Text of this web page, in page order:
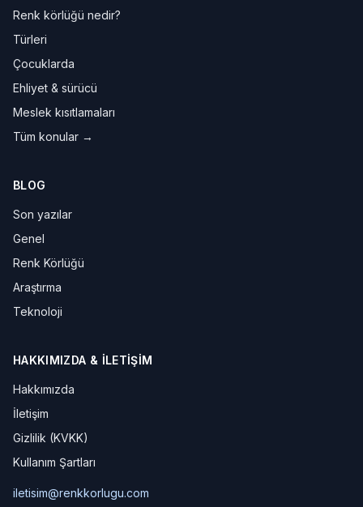
Renk körlüğü nedir?
Türleri
Çocuklarda
Ehliyet & sürücü
Meslek kısıtlamaları
Tüm konular →
BLOG
Son yazılar
Genel
Renk Körlüğü
Araştırma
Teknoloji
HAKKIMIZDA & İLETIŞIM
Hakkımızda
İletişim
Gizlilik (KVKK)
Kullanım Şartları
iletisim@renkkorlugu.com